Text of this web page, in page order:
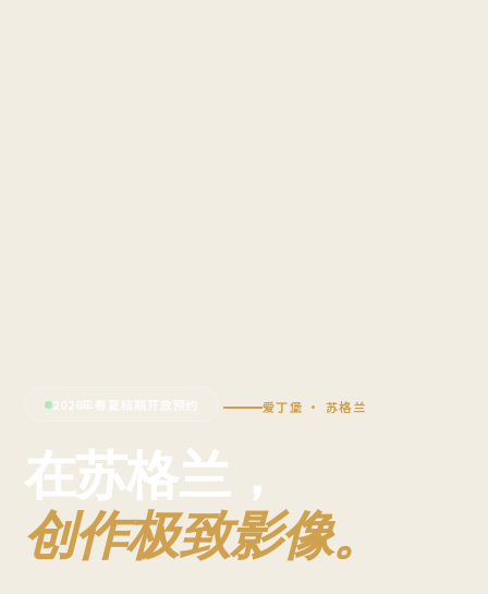
2026年春夏档期开放预约 爱丁堡 · 苏格兰
在苏格兰，
创作极致影像。